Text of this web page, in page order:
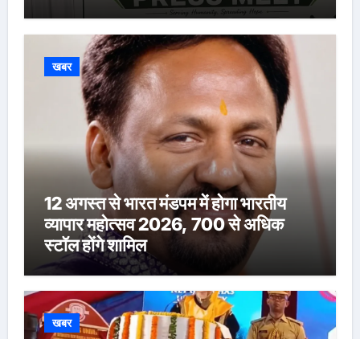
खबर
12 अगस्त से भारत मंडपम में होगा भारतीय
व्यापार महोत्सव 2026, 700 से अधिक
स्टॉल होंगे शामिल
खबर